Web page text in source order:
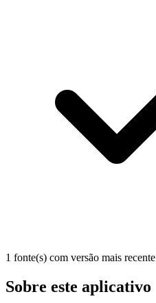
1 fonte(s) com versão mais recente
Sobre este aplicativo